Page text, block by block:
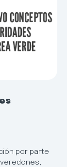
por parte